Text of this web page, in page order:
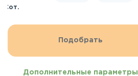
Сот.
Дополнительные параметры